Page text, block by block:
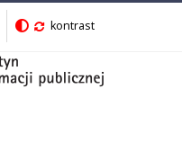
kontrast